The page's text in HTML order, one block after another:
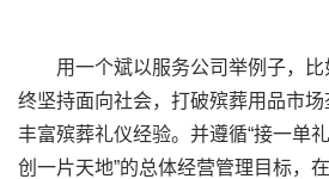
用一个斌以服务公司举例子，比
终坚持面向社会，打破殡葬用品市
丰富殡葬礼仪经验。并遵循“接一单
创一片天地”的总体经营管理目标，